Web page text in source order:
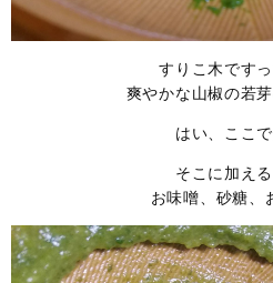
すりこ木です
爽やかな山椒の若
はい、ここ
そこに加え
お味噌、砂糖、